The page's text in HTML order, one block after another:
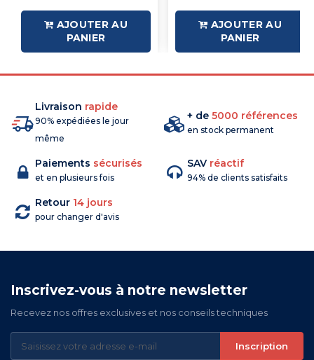
AJOUTER AU
PANIER
AJOUTER AU
PANIER
Livraison rapide
90% expédiées le jour
même
+ de 5000 références
en stock permanent
Paiements sécurisés
et en plusieurs fois
SAV réactif
94% de clients satisfaits
Retour 14 jours
pour changer d'avis
Inscrivez-vous à notre newsletter
Recevez nos offres exclusives et nos conseils techniques
Inscription